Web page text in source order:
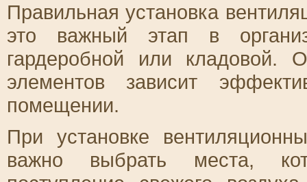
Правильная установка
это важный этап в
гардеробной или кладовой.
элементов зависит
помещении.
При установке
важно выбрать места,